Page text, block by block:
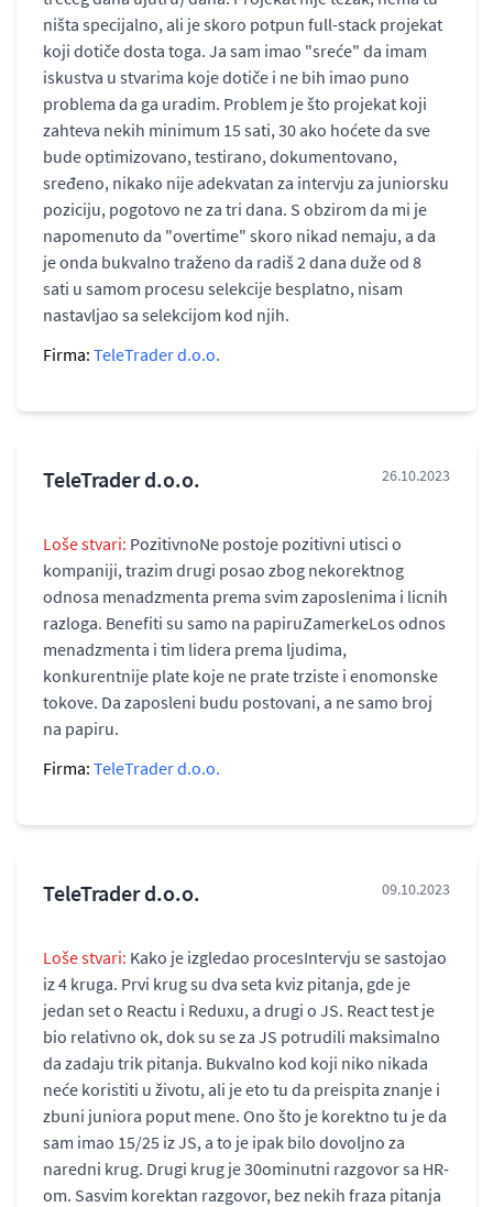
ništa specijalno, ali je skoro potpun full-stack projekat
koji dotiče dosta toga. Ja sam imao "sreće" da imam
iskustva u stvarima koje dotiče i ne bih imao puno
problema da ga uradim. Problem je što projekat koji
zahteva nekih minimum 15 sati, 30 ako hoćete da sve
bude optimizovano, testirano, dokumentovano,
sređeno, nikako nije adekvatan za intervju za juniorsku
poziciju, pogotovo ne za tri dana. S obzirom da mi je
napomenuto da "overtime" skoro nikad nemaju, a da
je onda bukvalno traženo da radiš 2 dana duže od 8
sati u samom procesu selekcije besplatno, nisam
nastavljao sa selekcijom kod njih.
Firma: TeleTrader d.o.o.
TeleTrader d.o.o. 26.10.2023
Loše stvari: PozitivnoNe postoje pozitivni utisci o
kompaniji, trazim drugi posao zbog nekorektnog
odnosa menadzmenta prema svim zaposlenima i licnih
razloga. Benefiti su samo na papiruZamerkeLos odnos
menadzmenta i tim lidera prema ljudima,
konkurentnije plate koje ne prate trziste i enomonske
tokove. Da zaposleni budu postovani, a ne samo broj
na papiru.
Firma: TeleTrader d.o.o.
TeleTrader d.o.o. 09.10.2023
Loše stvari: Kako je izgledao procesIntervju se sastojao
iz 4 kruga. Prvi krug su dva seta kviz pitanja, gde je
jedan set o Reactu i Reduxu, a drugi o JS. React test je
bio relativno ok, dok su se za JS potrudili maksimalno
da zadaju trik pitanja. Bukvalno kod koji niko nikada
neće koristiti u životu, ali je eto tu da preispita znanje i
zbuni juniora poput mene. Ono što je korektno tu je da
sam imao 15/25 iz JS, a to je ipak bilo dovoljno za
naredni krug. Drugi krug je 30ominutni razgovor sa HR-
om. Sasvim korektan razgovor, bez nekih fraza pitanja